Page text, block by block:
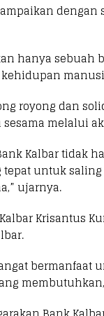
dengan
hanya sebuah
royong dan
melalui
Kalbar tidak
untuk
ujarnya.
Krisantus
bermanfaat